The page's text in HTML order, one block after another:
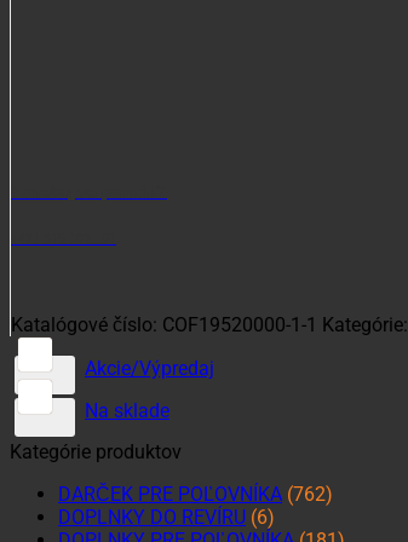
Katalógové číslo: COF19520000-1-1 Kategórie:
Akcie/Výpredaj
Na sklade
Kategórie produktov
DARČEK PRE POĽOVNÍKA (762)
DOPLNKY DO REVÍRU (6)